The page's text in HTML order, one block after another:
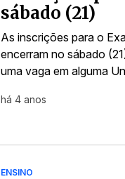
sábado (21)
As inscrições para o
encerram no sábado
uma vaga em alguma
há 4 anos
ENSINO